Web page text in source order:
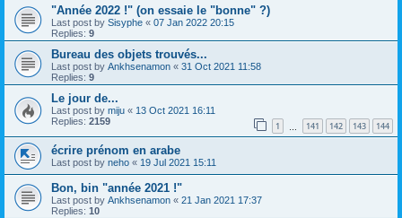
"Année 2022 !" (on essaie le "bonne" ?)
Last post by Sisyphe « 07 Jan 2022 20:15
Replies: 9
Bureau des objets trouvés...
Last post by Ankhsenamon « 31 Oct 2021 11:58
Replies: 9
Le jour de...
Last post by miju « 13 Oct 2021 16:11
Replies: 2159 1 141 142 143 144
écrire prénom en arabe
Last post by neho « 19 Jul 2021 15:11
Bon, bin "année 2021 !"
Last post by Ankhsenamon « 21 Jan 2021 17:37
Replies: 10